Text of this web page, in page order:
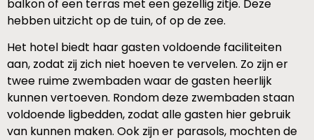
balkon of een terras met een gezellig zitje. Deze
hebben uitzicht op de tuin, of op de zee.
Het hotel biedt haar gasten voldoende faciliteiten
aan, zodat zij zich niet hoeven te vervelen. Zo zijn er
twee ruime zwembaden waar de gasten heerlijk
kunnen vertoeven. Rondom deze zwembaden staan
voldoende ligbedden, zodat alle gasten hier gebruik
van kunnen maken. Ook zijn er parasols, mochten de